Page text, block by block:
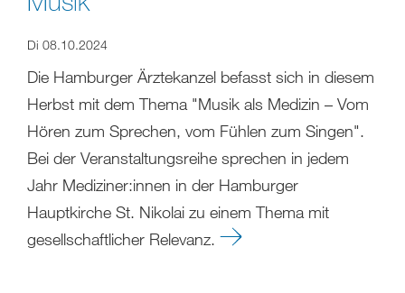
Di 08.10.2024
Die Hamburger Ärztekanzel befasst sich in diesem
Herbst mit dem Thema "Musik als Medizin – Vom
Hören zum Sprechen, vom Fühlen zum Singen".
Bei der Veranstaltungsreihe sprechen in jedem
Jahr Mediziner:innen in der Hamburger
Hauptkirche St. Nikolai zu einem Thema mit
gesellschaftlicher Relevanz.